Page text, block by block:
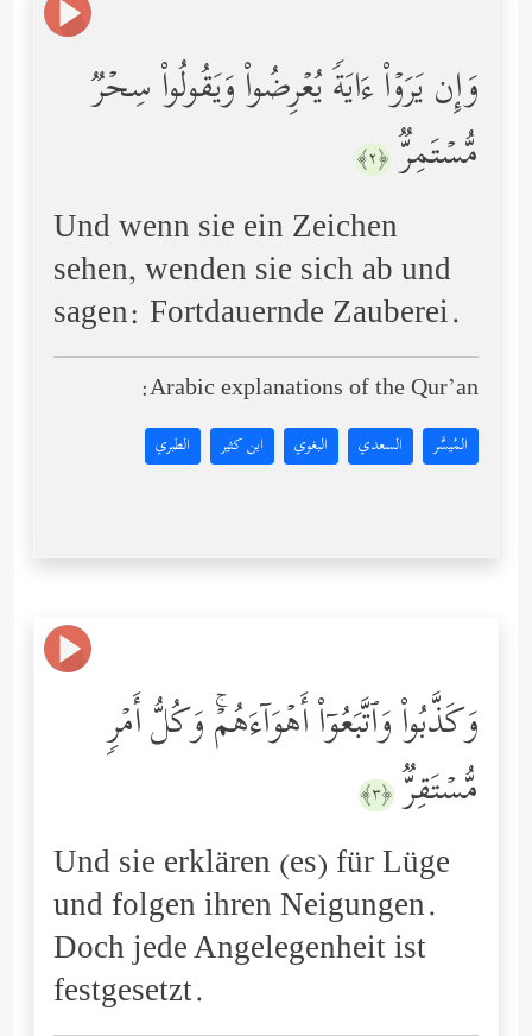
وَإِن یَرَوۡاْ ءَایَةࣰ یُعۡرِضُواْ وَیَقُولُواْ سِحۡرࣱ
مُّسۡتَمِرࣱّ ﴿٢﴾
Und wenn sie ein Zeichen
sehen, wenden sie sich ab und
sagen: Fortdauernde Zauberei.
Arabic explanations of the Qur’an:
المُيسَّر السعدي البغوي ابن كثير الطبري
وَكَذَّبُواْ وَٱتَّبَعُوۤاْ أَهۡوَاۤءَهُمۡۚ وَكُلُّ أَمۡرࣲ
مُّسۡتَقِرࣱّ ﴿٣﴾
Und sie erklären (es) für Lüge
und folgen ihren Neigungen.
Doch jede Angelegenheit ist
festgesetzt.